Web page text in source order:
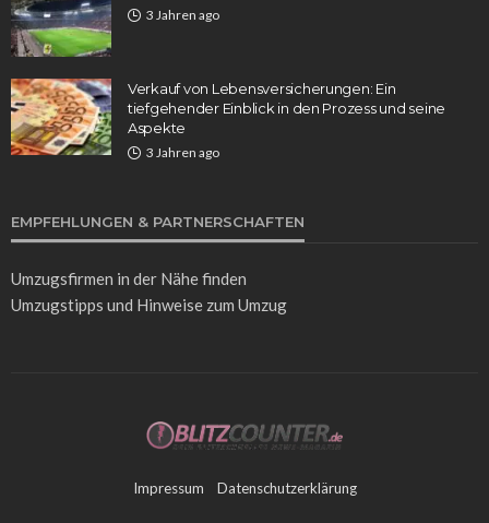
3 Jahren ago
Verkauf von Lebensversicherungen: Ein
tiefgehender Einblick in den Prozess und seine
Aspekte
3 Jahren ago
EMPFEHLUNGEN & PARTNERSCHAFTEN
Umzugsfirmen in der Nähefinden
Umzugstipps und Hinweise zum Umzug
Impressum Datenschutzerklärung